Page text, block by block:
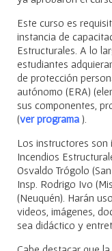
Este curso es
instancia de
Estructurales. A lo
estudiantes
de protección
autónomo (ERA)
sus componentes,
(ver programa ).
Los instructores son
Incendios
Osvaldo Trógolo
Insp. Rodrigo Ivo
(Neuquén). Harán
videos, imágenes,
sea didáctico y